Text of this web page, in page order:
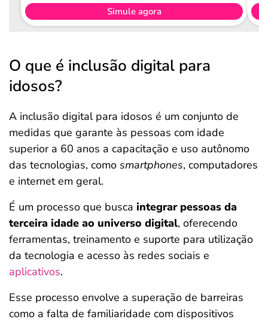
Simule agora
O que é inclusão digital para
idosos?
A inclusão digital para idosos é um conjunto de
medidas que garante às pessoas com idade
superior a 60 anos a capacitação e uso autônomo
das tecnologias, como smartphones, computadores
e internet em geral.
É um processo que busca integrar pessoas da
terceira idade ao universo digital, oferecendo
ferramentas, treinamento e suporte para utilização
da tecnologia e acesso às redes sociais e
aplicativos.
Esse processo envolve a superação de barreiras
como a falta de familiaridade com dispositivos